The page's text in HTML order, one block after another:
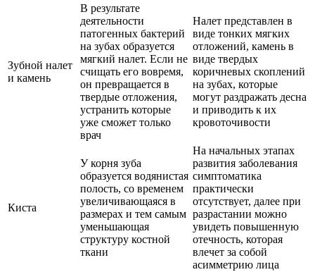
Зубной налет
и камень
В результате
деятельности
патогенных бактерий
на зубах образуется
мягкий налет. Если не
счищать его вовремя,
он превращается в
твердые отложения,
устранить которые
уже сможет только
врач
Налет представлен в
виде тонких мягких
отложений, камень в
виде твердых
коричневых скоплений
на зубах, которые
могут раздражать десна
и приводить к их
кровоточивости
Киста
У корня зуба
образуется водянистая
полость, со временем
увеличивающаяся в
размерах и тем самым
уменьшающая
структуру костной
ткани
На начальных этапах
развития заболевания
симптоматика
практически
отсутствует, далее при
разрастании можно
увидеть повышенную
отечность, которая
влечет за собой
асимметрию лица